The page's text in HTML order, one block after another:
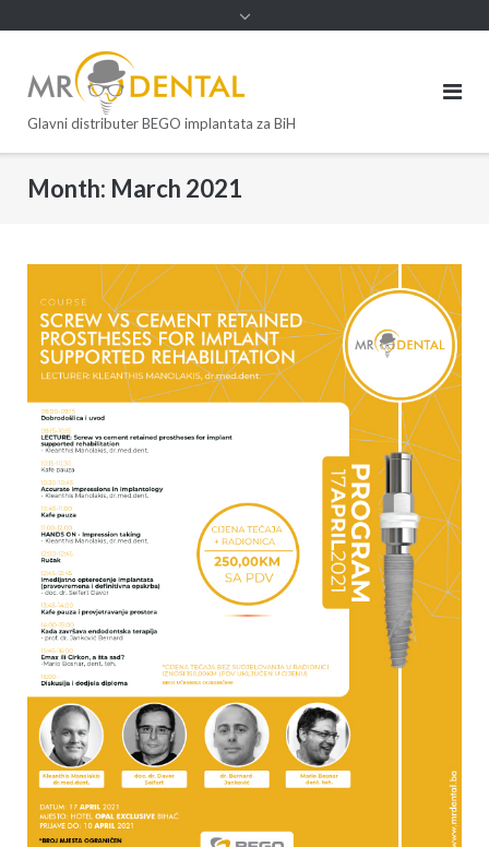
Glavni distributer BEGO implantata za BiH
Month: March 2021